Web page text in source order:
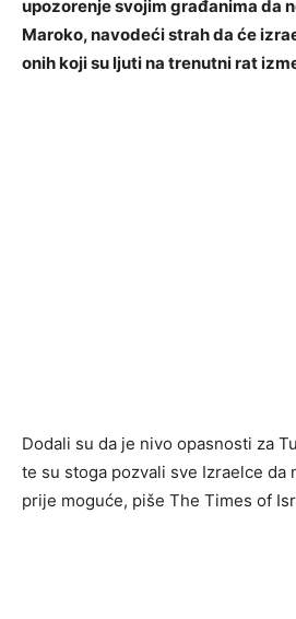
upozorenje svojim građanima da
Maroko, navodeći strah da će
onih koji su ljuti na trenutni rat
Dodali su da je nivo opasnosti za
te su stoga pozvali sve Izraelce da
prije moguće, piše The Times of